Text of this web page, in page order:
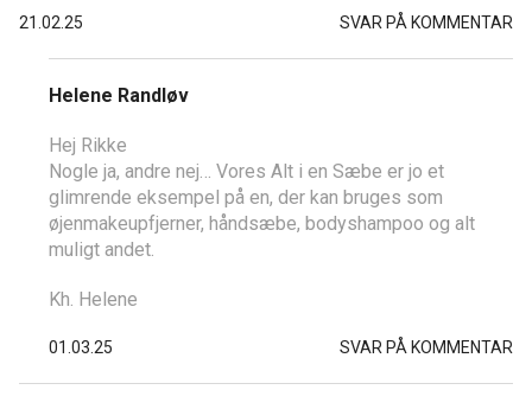
21.02.25 SVAR PÅ KOMMENTAR
Helene Randløv
Hej Rikke
Nogle ja, andre nej… Vores Alt i en Sæbe er jo et
glimrende eksempel på en, der kan bruges som
øjenmakeupfjerner, håndsæbe, bodyshampoo og alt
muligt andet.
Kh. Helene
01.03.25 SVAR PÅ KOMMENTAR